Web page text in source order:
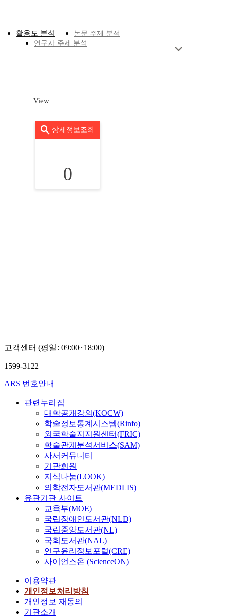
활용도 분석
논문 주제 분석
연구자 주제 분석
View
상세정보조회
0
고객센터 (평일: 09:00~18:00)
1599-3122
ARS 번호안내
관련누리집
대학공개강의(KOCW)
학술정보통계시스템(Rinfo)
외국학술지지원센터(FRIC)
학술관계분석서비스(SAM)
사서커뮤니티
기관회원
지식나눔(LOOK)
의학전자도서관(MEDLIS)
유관기관 사이트
교육부(MOE)
국립장애인도서관(NLD)
국립중앙도서관(NL)
국회도서관(NAL)
연구윤리정보포털(CRE)
사이언스온 (ScienceON)
이용약관
개인정보처리방침
개인정보 재동의
기관소개